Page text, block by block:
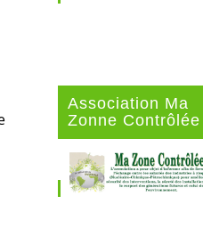
Association Ma
Zonne Contrôlée